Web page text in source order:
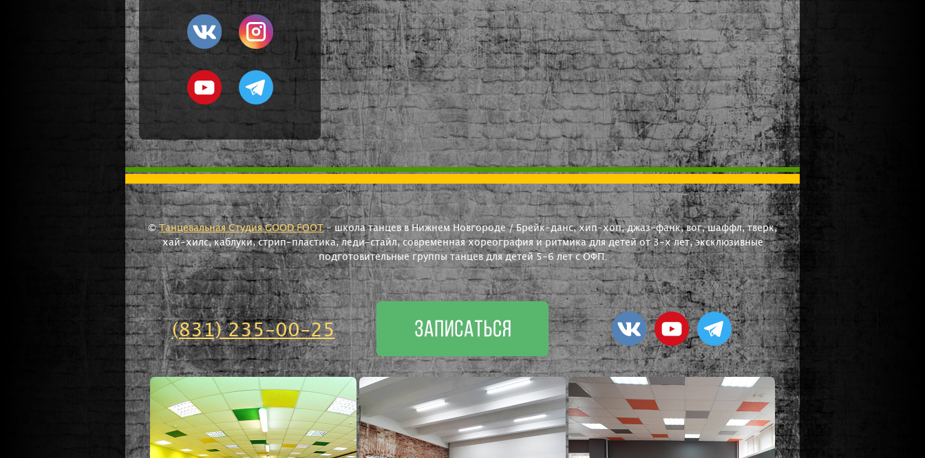
©Танцевальная Студия GOOD FOOT- школа танцев в Нижнем Новгороде / Брейк-данс, хип-хоп, джаз-фанк, вог, шаффл, тверк,
хай-хилс, каблуки, стрип-пластика, леди-стайл, современная хореография и ритмика для детей от 3-х лет, эксклюзивные
подготовительные группы танцев для детей 5-6 лет с ОФП.
(831) 235-00-25